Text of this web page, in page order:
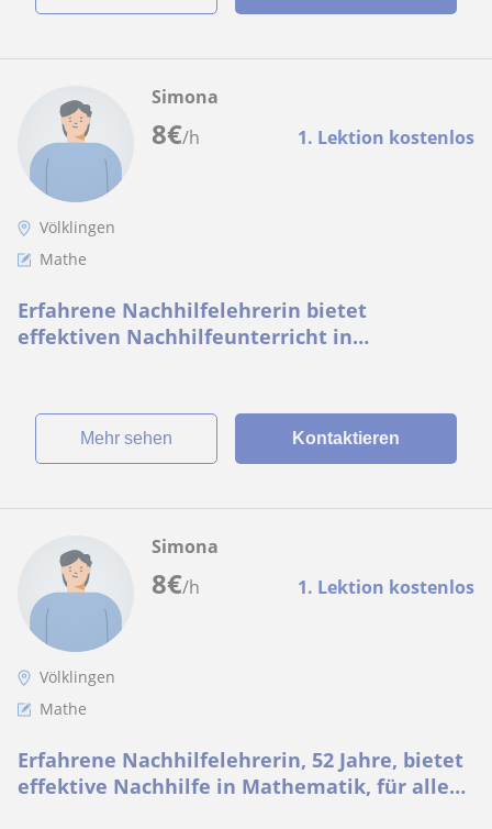
8€/h 1. Lektion kostenlos
Simona
Völklingen
Mathe
Erfahrene Nachhilfelehrerin bietet
effektiven Nachhilfeunterricht in
Mehr sehen Kontaktieren
8€/h 1. Lektion kostenlos
Simona
Völklingen
Mathe
Erfahrene Nachhilfelehrerin, 52 Jahre, bietet
effektive Nachhilfe in Mathematik, für alle